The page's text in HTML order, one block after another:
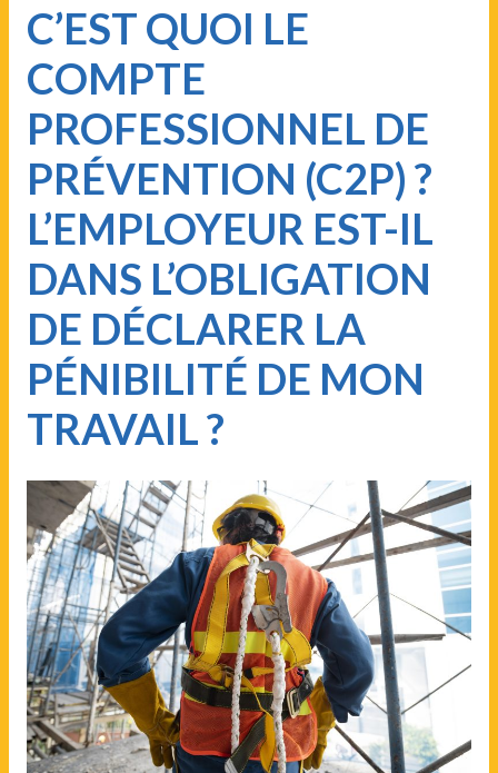
C’EST QUOI LE
COMPTE
PROFESSIONNEL DE
PRÉVENTION (C2P) ?
L’EMPLOYEUR EST-IL
DANS L’OBLIGATION
DE DÉCLARER LA
PÉNIBILITÉ DE MON
TRAVAIL ?